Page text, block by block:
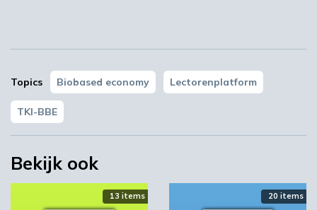
Topics Biobased economy Lectorenplatform
TKI-BBE
Bekijk ook
13 items 20 items